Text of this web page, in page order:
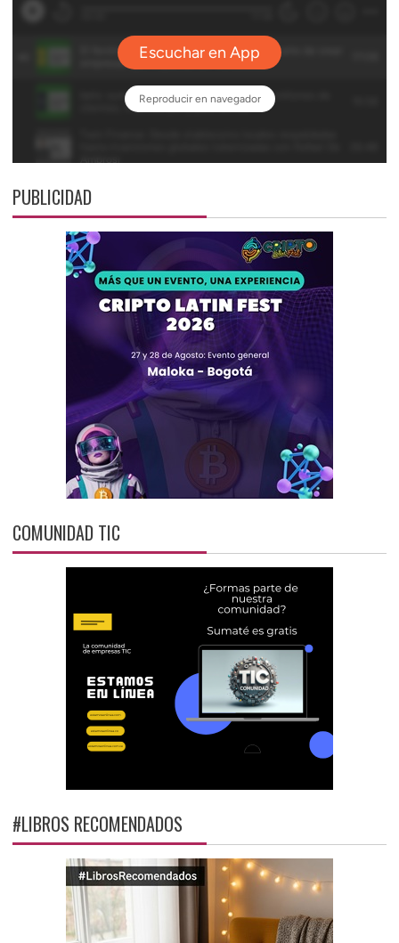
PUBLICIDAD
COMUNIDAD TIC
#LIBROS RECOMENDADOS